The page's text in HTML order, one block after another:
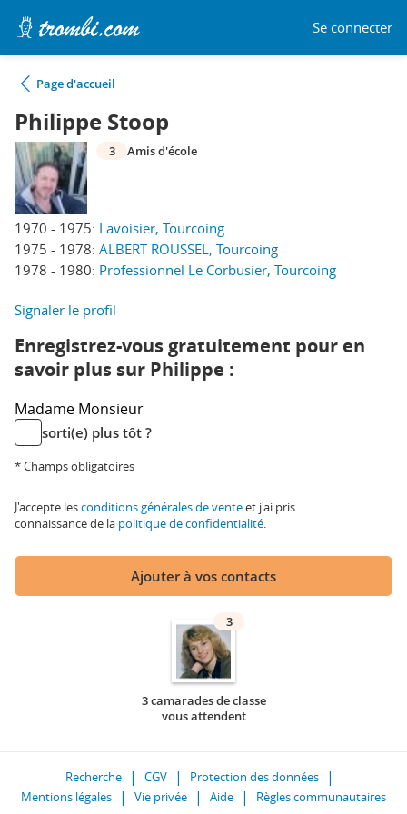
Se connecter
Page d'accueil
Philippe Stoop
1970 - 1975: Lavoisier, Tourcoing
1975 - 1978: ALBERT ROUSSEL, Tourcoing
1978 - 1980: Professionnel Le Corbusier, Tourcoing
3 Amis d'école
Signaler le profil
Enregistrez-vous gratuitement pour en
savoir plus sur Philippe :
Madame Monsieur
sorti(e) plus tôt ?
* Champs obligatoires
J'accepte lesconditions générales de venteet j'ai pris
connaissance de la politique de confidentialité.
Ajouter à vos contacts
3
3 camarades de classe
vous attendent
Recherche CGV
Protection des données
Mentions légales
Vie privée Aide Règles communautaires